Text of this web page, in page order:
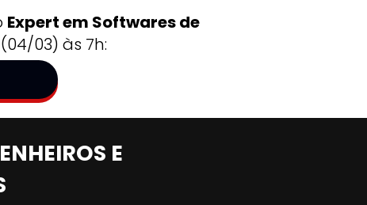
Expert em Softwares de
03) às 7h:
E